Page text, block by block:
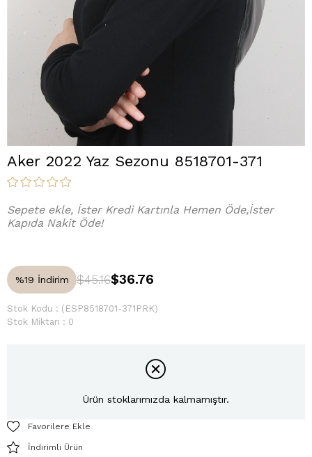
Aker 2022 Yaz Sezonu 8518701-371
Sepete ekle, İster Kredi Kartınla Hemen Öde,İster
Kapıda Nakit Öde!
%19 İndirim $45.16$36.76
Stok Kodu
(ESP8518701-371PRK)
Stok Miktarı : 0
Ürün stoklarımızda kalmamıştır.
Favorilere Ekle
İndirimli Ürün